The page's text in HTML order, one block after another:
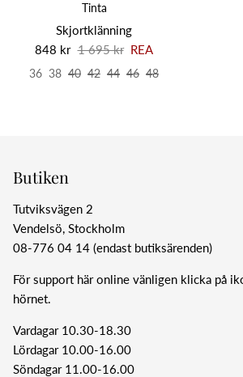
Tinta
Skjortklänning
848 kr 1 695 kr REA
36 38 40 42 44 46 48
Butiken
Tutviksvägen 2
Vendelsö, Stockholm
08-776 04 14 (endast butiksärenden)
För support här online vänligen klicka på
hörnet.
Vardagar 10.30-18.30
Lördagar 10.00-16.00
Söndagar 11.00-16.00